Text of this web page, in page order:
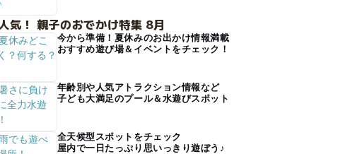
気！ 親子のおでかけ特集 8月
今から準備！夏休みのお出かけ情報満載
おすすめ遊び場＆イベントをチェック！
年齢別や人気アトラクション情報など
子ども大満足のプール＆水遊びスポット
全天候型スポットをチェック
屋内で一日たっぷり思いっきり遊ぼう♪